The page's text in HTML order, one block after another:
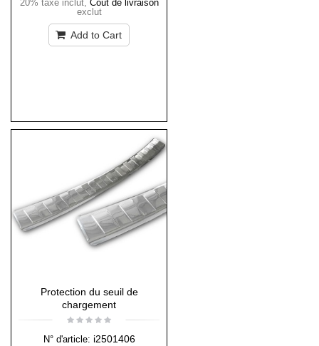
20% taxe inclut, Coût de livraison
exclut
Add to Cart
Protection du seuil de
chargement
N° d'article: i2501406